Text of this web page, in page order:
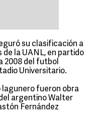
su clasificación a
de la UANL, en partido
2008 del futbol
Universitario.
lagunero fueron obra
argentino Walter
Fernández